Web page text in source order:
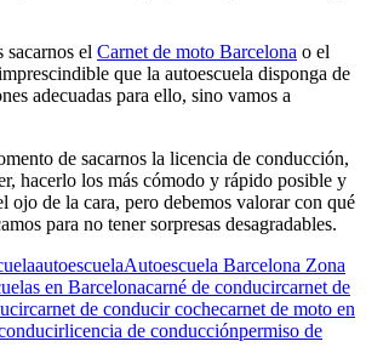
sacarnos el Carnet de moto Barcelona o el
que la autoescuela disponga de
adecuadas para ello, sino vamos a
de sacarnos la licencia de conducción,
hacerlo los más cómodo y rápido posible y
ojo de la cara, pero debemos valorar con qué
para no tener sorpresas desagradables.
autoescuelaAutoescuela Barcelona Zona
en Barcelonacarné de conducircarnet de
carnet de conducir cochecarnet de moto en
licencia de conducciónpermiso de